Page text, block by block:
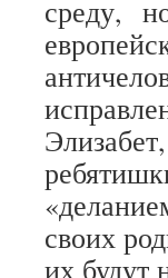
среду,
своих
их будут